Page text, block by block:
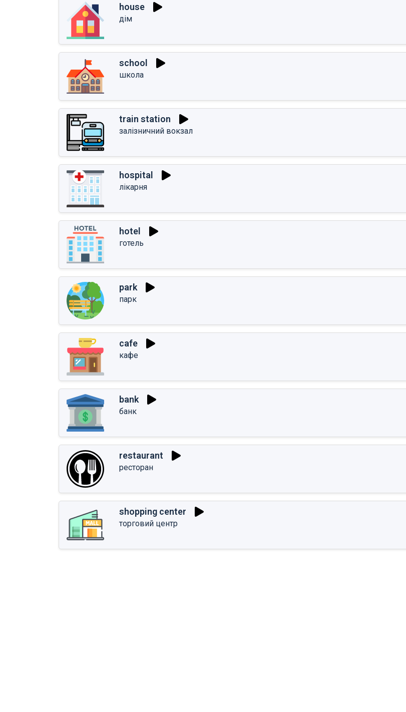
house
дім
school
школа
train station
залізничний вокзал
hospital
лікарня
hotel
готель
park
парк
cafe
кафе
bank
банк
restaurant
ресторан
shopping center
торговий центр